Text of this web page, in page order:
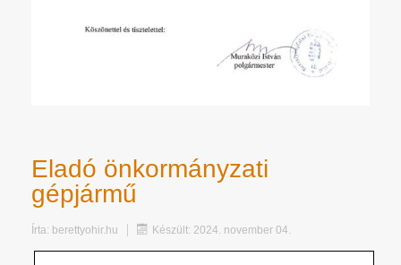
Eladó önkormányzati
gépjármű
Írta: berettyohir.hu Készült: 2024. november 04.